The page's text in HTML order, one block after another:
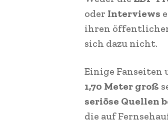
oder Interviews
ihren
sich dazu nicht.
Einige Fanseiten
1,70 Meter groß
seriöse Quellen
die auf